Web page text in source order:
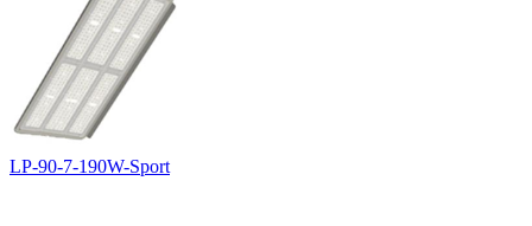
LP-90-7-190W-Sport